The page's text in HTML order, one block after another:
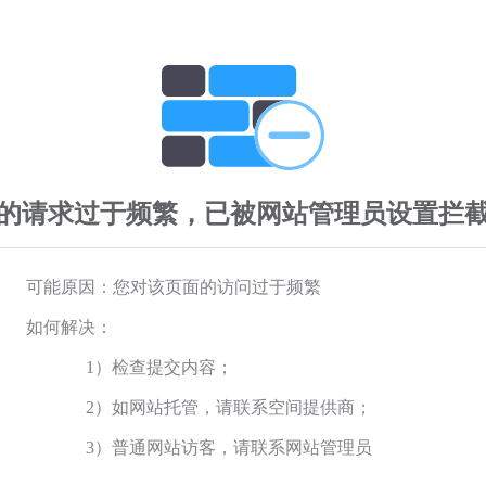
请求过于频繁，已被网站管理员设置拦
可能原因：您对该页面的访问过于频繁
如何解决：
1）检查提交内容；
2）如网站托管，请联系空间提供商；
3）普通网站访客，请联系网站管理员